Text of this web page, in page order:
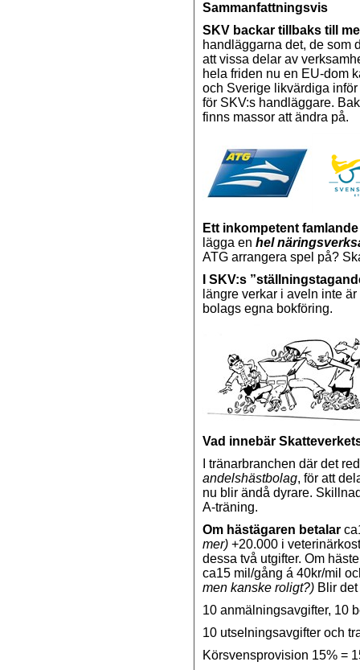
Sammanfattningsvis
SKV backar tillbaks till
handläggarna det, de som
att vissa delar av
hela friden nu en EU-dom
och Sverige likvärdiga
för SKV:s handläggare.
finns massor att ändra på.
Ett inkompetent
lägga en hel
ATG arrangera spel på?
I SKV:s
längre verkar i aveln inte
bolags egna bokföring.
Vad innebär
I tränarbranchen där det
andelshästbolag, för att
nu blir ändå dyrare.
A-träning.
Om hästägaren betalar
mer) +20.000 i
dessa två utgifter. Om
ca15 mil/gång á 40kr/mil
men kanske roligt?) Blir
10 anmälningsavgifter, 10
10 utselningsavgifter och
Körsvensprovision 15% =